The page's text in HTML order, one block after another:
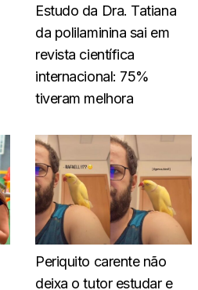
Estudo da Dra. Tatiana
da polilaminina sai em
revista científica
internacional: 75%
tiveram melhora
Periquito carente não
deixa o tutor estudar e